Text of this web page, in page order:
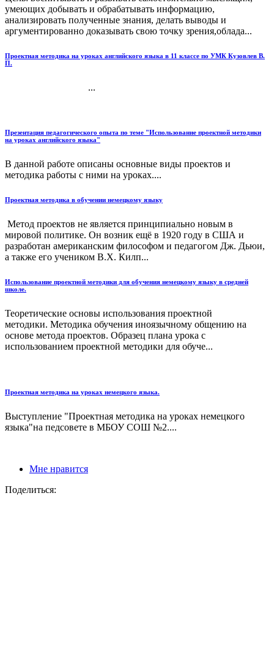
умеющих добывать и обрабатывать информацию,
анализировать полученные знания, делать выводы и
аргументированно доказывать свою точку зрения,облада...
Проектная методика на уроках английского языка в 11 классе по УМК Кузовлев В.
П.
...
Презентация педагогического опыта по теме "Использование проектной методики
на уроках английского языка"
В данной работе описаны основные виды проектов и
методика работы с ними на уроках....
Проектная методика в обучении немецкому языку
Метод проектов не является принципиально новым в
мировой политике. Он возник ещё в 1920 году в США и
разработан американским философом и педагогом Дж. Дьюи,
а также его учеником В.Х. Килп...
Использование проектной методики для обучения немецкому языку в средней
школе.
Теоретические основы использования проектной
методики. Методика обучения иноязычному общению на
основе метода проектов. Образец плана урока с
использованием проектной методики для обуче...
Проектная методика на уроках немецкого языка.
Выступление "Проектная методика на уроках немецкого
языка"на педсовете в МБОУ СОШ №2....
Мне нравится
Поделиться: